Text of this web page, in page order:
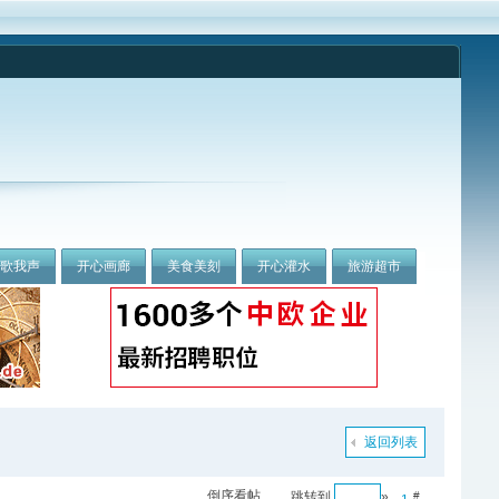
我声 开心画廊 美食美刻 开心灌水 旅游超市
返回列表
#
倒序看帖